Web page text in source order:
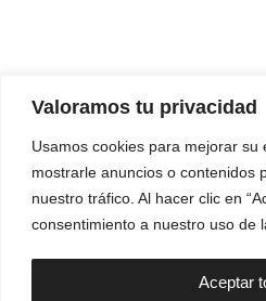
Valoramos tu privacidad
Usamos cookies para mejorar su
mostrarle anuncios o contenidos
nuestro tráfico. Al hacer clic en
consentimiento a nuestro uso de
Aceptar